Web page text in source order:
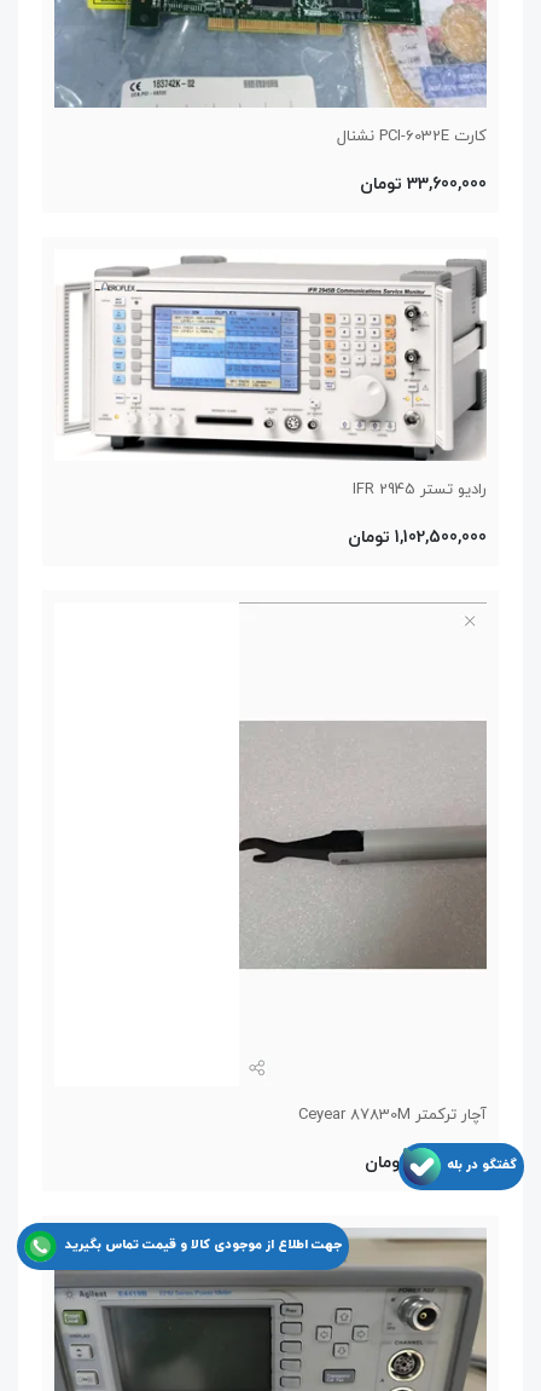
کارت PCI-6032E نشنال
33,600,000 تومان
رادیو تستر IFR 2945
1,102,500,000 تومان
آچار ترکمتر Ceyear 87830M
11,550,000 تومان
گفتگو در بله
جهت اطلاع از موجودی کالا و قیمت تماس بگیرید